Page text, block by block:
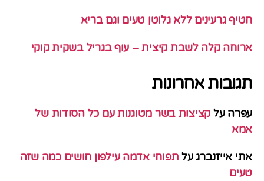
חטיף גרעינים ללא גלוטן טעים וגם בריא
ארוחה קלה לשבת קיצית – עוף בגריל בשקית קוקי
תגובות אחרונות
עפרה על קציצות בשר מטוגנות עם כל הסודות של
אמא
אתי אייזנברגעל תפוחי אדמה עילפון חושים כמה שזה
טעים